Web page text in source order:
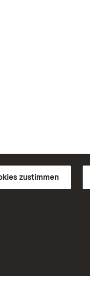
zustimmen